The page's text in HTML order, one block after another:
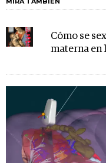
Cómo se
materna en